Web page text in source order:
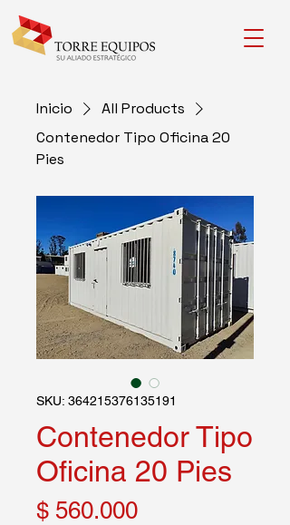
Inicio
All Products
Contenedor Tipo Oficina 20
Pies
SKU: 364215376135191
Contenedor Tipo
Oficina 20 Pies
$ 560.000Precio